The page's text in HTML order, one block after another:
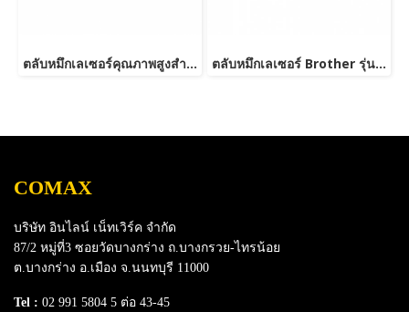
ตลับหมึกเลเซอร์คุณภาพสูงสำหรับ Brother รุ่น TN2480 ตลับหมึกเลเซอร์ Brother รุ่น TN2380 /TN2360 NEW-JUMBO
COMAX
บริษัท อินไลน์ เน็ทเวิร์ค จำกัด
87/2 หมู่ที่3 ซอยวัดบางกร่าง ถ.บางกรวย-ไทรน้อย
ต.บางกร่าง อ.เมือง จ.นนทบุรี 11000
Tel : 02 991 5804 5 ต่อ 43-45